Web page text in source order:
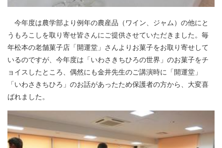
今年度は農学部より例年の農産品（ワイン、ジャム）の他にと
うもろこしを取り寄せ皆さんにご提供させていただきました。毎
年松本の老舗菓子店「開運堂」さんよりお菓子をお取り寄せして
いるのですが、今年度は「いわさきちひろの世界」のお菓子をチ
ョイスしたところ、偶然にも金井先生のご講演時に「開運堂」
「いわさきちひろ」のお話があったため保護者の方から、大変喜
ばれました。